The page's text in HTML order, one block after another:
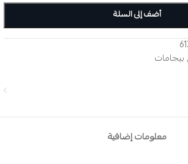
أضف إلى السلة
, بيجامات
معلومات إضافية